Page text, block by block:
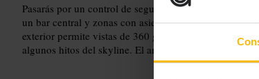
Pasarás por un control de seguridad y subirás en
un bar central y zonas con asientos, pero los
exterior permite vistas de 360 grados, con panoramas
algunos hitos del skyline. El ambiente es urbano y